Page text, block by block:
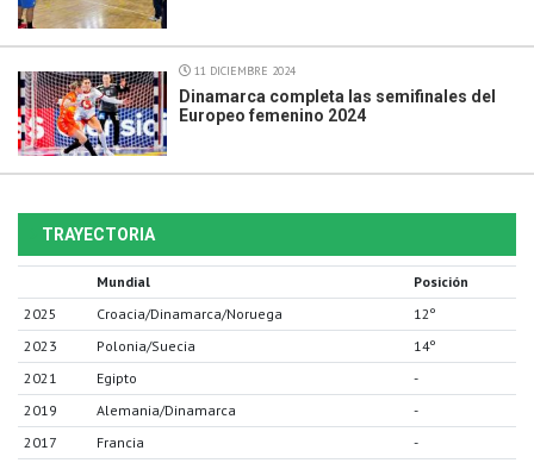
11 DICIEMBRE 2024
Dinamarca completa las semifinales del
Europeo femenino 2024
TRAYECTORIA
Mundial
Posición
2025
Croacia/Dinamarca/Noruega
12º
2023
Polonia/Suecia
14º
2021
Egipto
-
2019
Alemania/Dinamarca
-
2017
Francia
-